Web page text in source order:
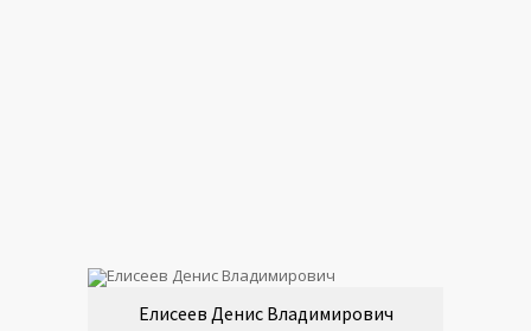
Елисеев Денис Владимирович